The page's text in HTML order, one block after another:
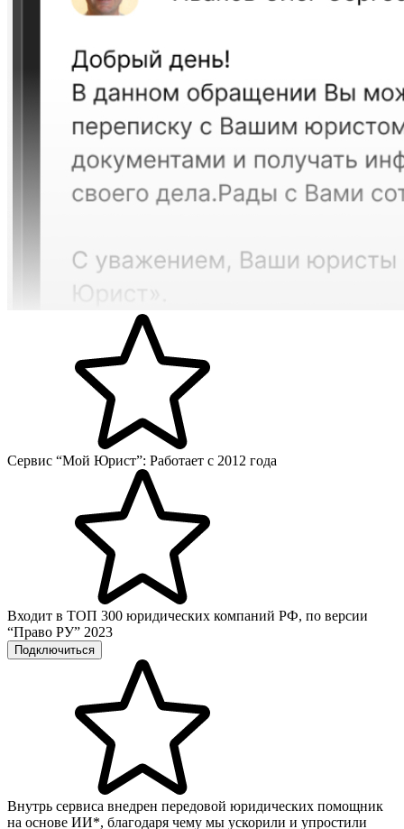
Сервис “Мой Юрист”: Работает с 2012 года
Входит в ТОП 300 юридических компаний РФ, по версии
“Право РУ” 2023
Подключиться
Внутрь сервиса внедрен передовой юридических помощник
на основе ИИ*, благодаря чему мы ускорили и упростили